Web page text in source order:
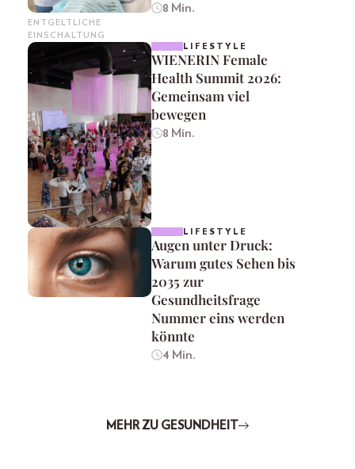
ENTGELTLICHE
EINSCHALTUNG
8 Min.
LIFESTYLE
WIENERIN Female
Health Summit 2026:
Gemeinsam viel
bewegen
8 Min.
LIFESTYLE
Augen unter Druck:
Warum gutes Sehen bis
2035 zur
Gesundheitsfrage
Nummer eins werden
könnte
4 Min.
MEHR ZU GESUNDHEIT